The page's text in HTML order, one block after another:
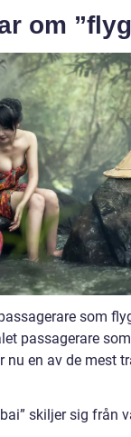
om
som
passagerare
nu en av de mest
skiljer sig från